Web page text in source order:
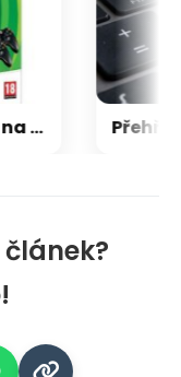
Microsoft chce, aby na Xbox Helix běhaly všechny hry, které kdy vyšly pro Xbox